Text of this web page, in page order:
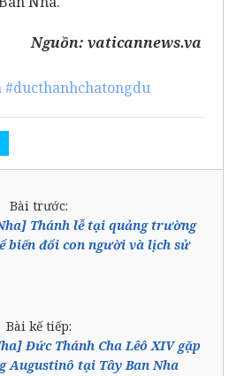
Nguồn: vaticannews.va
#ducthanhchatongdu
Bài trước:
Thánh lễ tại quảng trường
biến đổi con người và lịch sử
Bài kế tiếp:
Đức Thánh Cha Lêô XIV gặp
Augustinô tại Tây Ban Nha